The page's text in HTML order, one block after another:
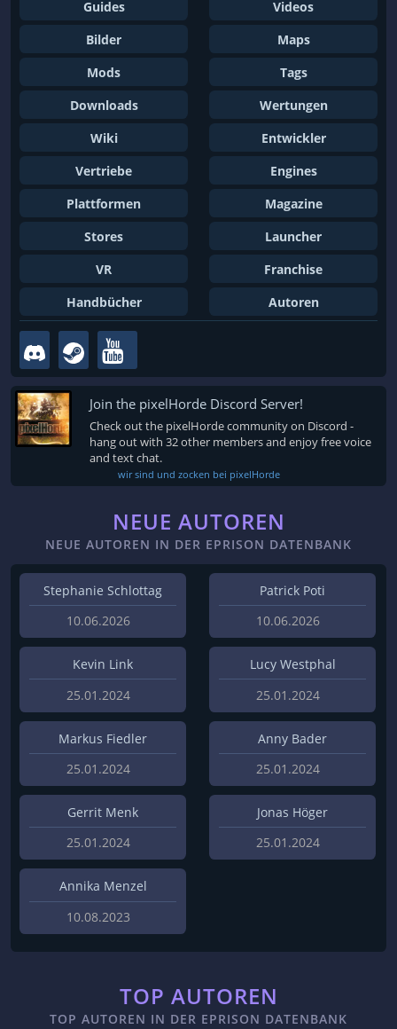
Guides
Videos
Bilder
Maps
Mods
Tags
Downloads
Wertungen
Wiki
Entwickler
Vertriebe
Engines
Plattformen
Magazine
Stores
Launcher
VR
Franchise
Handbücher
Autoren
Join the pixelHorde Discord Server!
Check out the pixelHorde community on Discord -
hang out with 32 other members and enjoy free voice
and text chat.
wir sind und zocken bei pixelHorde
NEUE AUTOREN
NEUE AUTOREN IN DER EPRISON DATENBANK
Stephanie Schlottag
10.06.2026
Patrick Poti
10.06.2026
Kevin Link
25.01.2024
Lucy Westphal
25.01.2024
Markus Fiedler
25.01.2024
Anny Bader
25.01.2024
Gerrit Menk
25.01.2024
Jonas Höger
25.01.2024
Annika Menzel
10.08.2023
TOP AUTOREN
TOP AUTOREN IN DER EPRISON DATENBANK